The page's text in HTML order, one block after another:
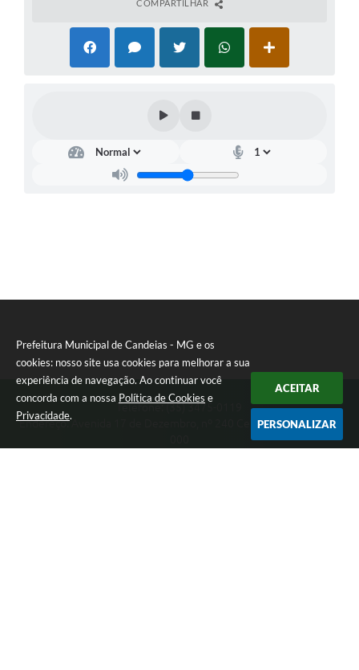
Prefeitura Municipal de Candeias - MG e os
cookies: nosso site usa cookies para melhorar a sua
experiência de navegação. Ao continuar você
concorda com a nossa Política de Cookies e
Privacidade.
ACEITAR
PERSONALIZAR
COMPARTILHAR
Telefone: (35) 3475-0119
Endereço: Avenida 17 de Dezembro, nº 240 Centro | CEP: 37280-